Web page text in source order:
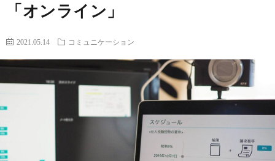
ナ
「オンライン」
2021.05.14 コミュニケーション